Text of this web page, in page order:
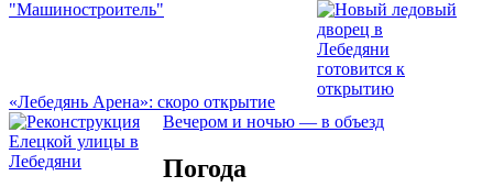
«Лебедянь Арена»: скоро открытие
Вечером и ночью — в объезд
Погода